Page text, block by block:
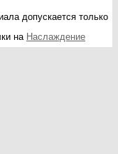
допускается только
на Наслаждение